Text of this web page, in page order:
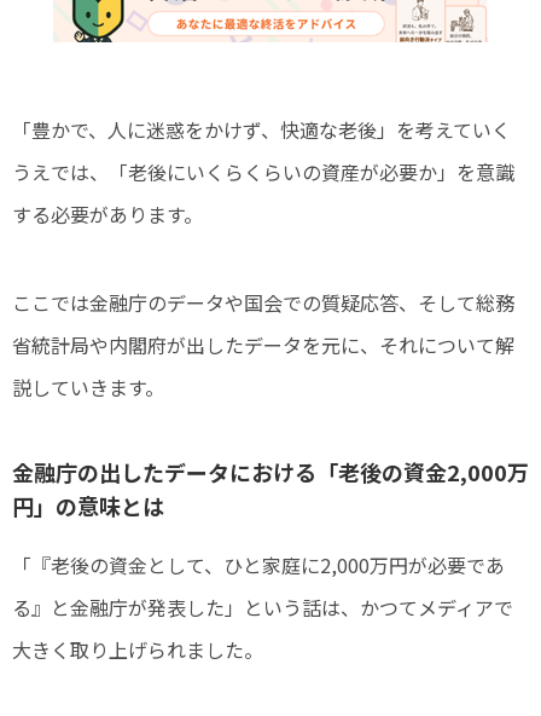
「豊かで、人に迷惑をかけず、快適な老後」を考えていく
うえでは、「老後にいくらくらいの資産が必要か」を意識
する必要があります。
ここでは金融庁のデータや国会での質疑応答、そして総務
省統計局や内閣府が出したデータを元に、それについて解
説していきます。
金融庁の出したデータにおける「老後の資金2,000万
円」の意味とは
「『老後の資金として、ひと家庭に2,000万円が必要であ
る』と金融庁が発表した」という話は、かつてメディアで
大きく取り上げられました。